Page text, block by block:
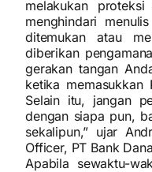
melakukan
menghindari
ditemukan atau
diberikan
gerakan tangan
ketika memasukkan
Selain itu, jangan
dengan siapa pun,
sekalipun,” ujar
Officer, PT Bank
Apabila sewaktu-